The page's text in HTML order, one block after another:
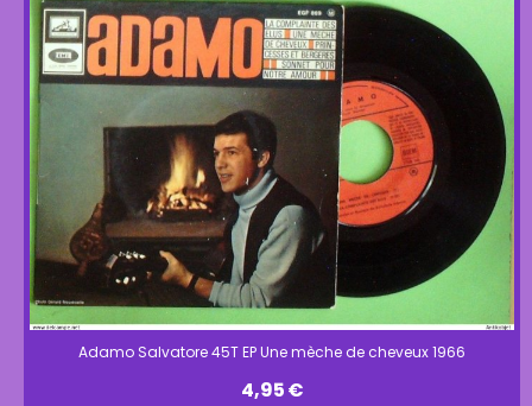
Adamo Salvatore 45T EP Une mèche de cheveux 1966
4,95€